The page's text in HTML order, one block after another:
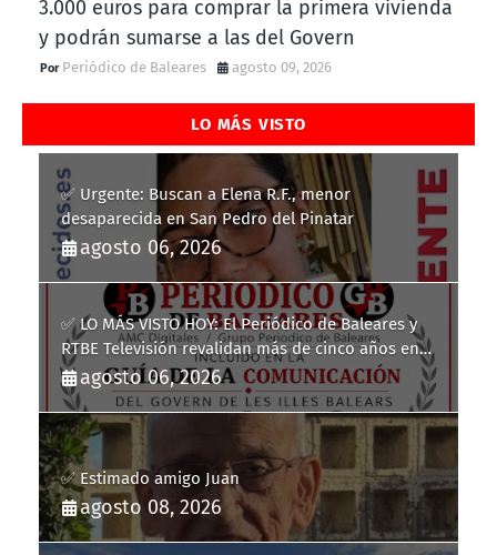
3.000 euros para comprar la primera vivienda
y podrán sumarse a las del Govern
Periódico de Baleares agosto 09, 2026
LO MÁS VISTO
✅ Urgente: Buscan a Elena R.F., menor
desaparecida en San Pedro del Pinatar
agosto 06, 2026
✅ LO MÁS VISTO HOY: El Periódico de Baleares y
RTBE Televisión revalidan más de cinco años en
la Guía de la Comunicación del Govern de les Illes
Balears
agosto 06, 2026
✅ Estimado amigo Juan
agosto 08, 2026